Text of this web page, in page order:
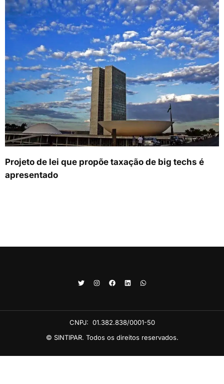
Projeto de lei que propõe taxação de big techs é
apresentado
CNPJ: 01.382.838/0001-50
© SINTIPAR. Todos os direitos reservados.